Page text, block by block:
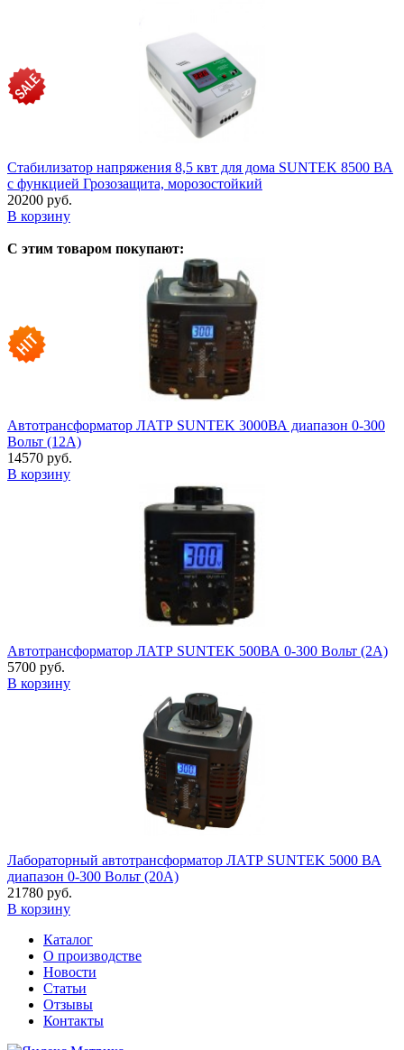
Стабилизатор напряжения 8,5 квт для дома SUNTEK 8500 ВА
с функцией Грозозащита, морозостойкий
20200 руб.
В корзину
С этим товаром покупают:
Автотрансформатор ЛАТР SUNTEK 3000ВА диапазон 0-300
Вольт (12А)
14570 руб.
В корзину
Автотрансформатор ЛАТР SUNTEK 500ВА 0-300 Вольт (2А)
5700 руб.
В корзину
Лабораторный автотрансформатор ЛАТР SUNTEK 5000 ВА
диапазон 0-300 Вольт (20А)
21780 руб.
В корзину
Каталог
О производстве
Новости
Статьи
Отзывы
Контакты